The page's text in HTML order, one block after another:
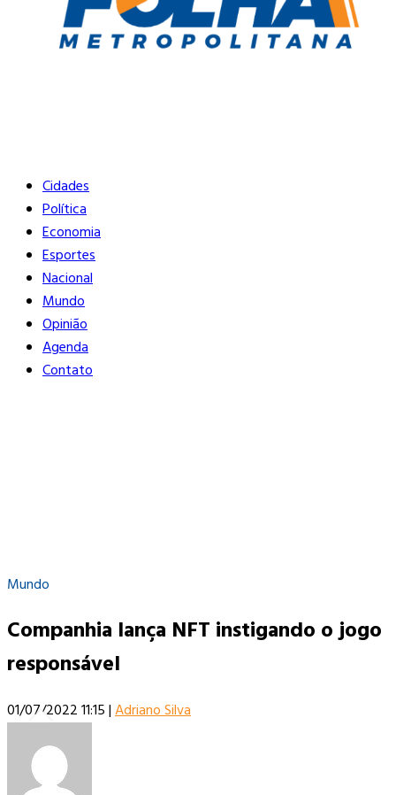
Buscar
Cidades
Política
Economia
Esportes
Nacional
Mundo
Opinião
Agenda
Contato
Mundo
Companhia lança NFT instigando o jogo
responsável
01/07/2022 11:15|Adriano Silva